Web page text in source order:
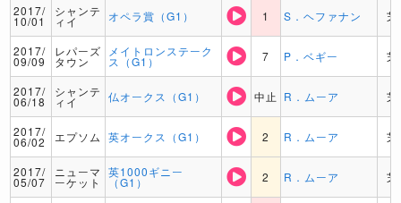
2017/
10/01
シャンテ
ィイ オペラ賞（G1） 1 S．ヘファナン 芝
2017/
09/09
レパーズ
タウン
メイトロンステーク
ス（G1） 7 P．ベギー 芝
2017/
06/18
シャンテ
ィイ 仏オークス（G1） 中止 R．ムーア 芝
2017/
06/02 エプソム 英オークス（G1） 2 R．ムーア 芝
2017/
05/07
ニューマ
ーケット
英1000ギニー
（G1） 2 R．ムーア 芝